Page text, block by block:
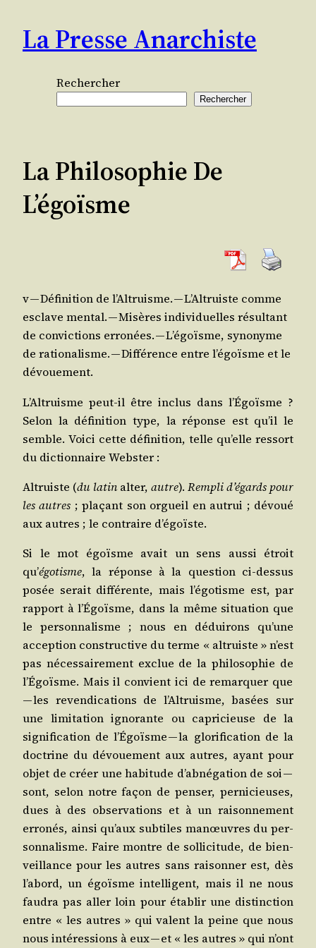
contenu
La Presse Anarchiste
Rechercher
Rechercher
La Philosophie De
L’égoïsme
v— Défi­ni­tion de l’Al­truisme. — L’Al­truiste comme
esclave men­tal. — Misères indi­vi­duelles résul­tant
de convic­tions erro­nées. — L’é­goïsme, syno­nyme
de ratio­na­lisme. — Dif­fé­rence entre l’é­goïsme et le
dévouement.
L’Al­truisme peut-il être inclus dans l’É­goïsme ?
Selon la défi­ni­tion type, la réponse est qu’il le
semble. Voi­ci cette défi­ni­tion, telle qu’elle res­sort
du dic­tion­naire Webster :
Altruiste (du latin alter, autre). Rem­pli d’é­gards pour
les autres ; pla­çant son orgueil en autrui ; dévoué
aux autres ; le contraire d’égoïste.
Si le mot égoïsme avait un sens aus­si étroit
qu’égo­tisme, la réponse à la ques­tion ci-des­sus
posée serait dif­fé­rente, mais l’é­go­tisme est, par
rap­port à l’É­goïsme, dans la même situa­tion que
le per­son­na­lisme ; nous en dédui­rons qu’une
accep­tion construc­tive du terme « altruiste » n’est
pas néces­sai­re­ment exclue de la phi­lo­so­phie de
l’É­goïsme. Mais il convient ici de remar­quer que
— les reven­di­ca­tions de l’Al­truisme, basées sur
une limi­ta­tion igno­rante ou capri­cieuse de la
signi­fi­ca­tion de l’É­goïsme — la glo­ri­fi­ca­tion de la
doc­trine du dévoue­ment aux autres, ayant pour
objet de créer une habi­tude d’ab­né­ga­tion de soi —
sont, selon notre façon de pen­ser, per­ni­cieuses,
dues à des obser­va­tions et à un rai­son­ne­ment
erro­nés, ain­si qu’aux sub­tiles manœuvres du per­
son­na­lisme. Faire montre de sol­li­ci­tude, de bien­
veillance pour les autres sans rai­son­ner est, dès
l’a­bord, un égoïsme intel­li­gent, mais il ne nous
fau­dra pas aller loin pour éta­blir une dis­tinc­tion
entre « les autres » qui valent la peine que nous
nous inté­res­sions à eux — et « les autres » qui n’ont